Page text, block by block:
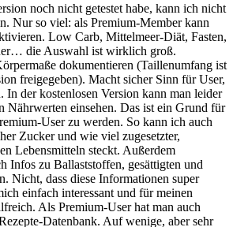
noch nicht getestet habe, kann ich nicht
Nur so viel: als Premium-Member kann
Low Carb, Mittelmeer-Diät, Fasten,
die Auswahl ist wirklich groß.
dokumentieren (Taillenumfang ist
freigegeben). Macht sicher Sinn für User,
In der kostenlosen Version kann man leider
Nährwerten einsehen. Das ist ein Grund für
User zu werden. So kann ich auch
Zucker und wie viel zugesetzter,
Lebensmitteln steckt. Außerdem
Infos zu Ballaststoffen, gesättigten und
Nicht, dass diese Informationen super
einfach interessant und für meinen
Als Premium-User hat man auch
Datenbank. Auf wenige, aber sehr